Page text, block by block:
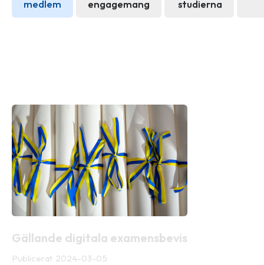
medlem
engagemang
studierna
Gällande digitala examensbevis
Publicerat 2024-03-05